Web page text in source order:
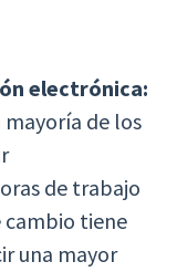
electrónica:
mayoría de los
de trabajo
cambio tiene
una mayor